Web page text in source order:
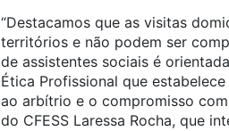
“Destacamos que as visitas
territórios e não podem ser
de assistentes sociais é
Ética Profissional que
ao arbítrio e o compromisso
do CFESS Laressa Rocha, que